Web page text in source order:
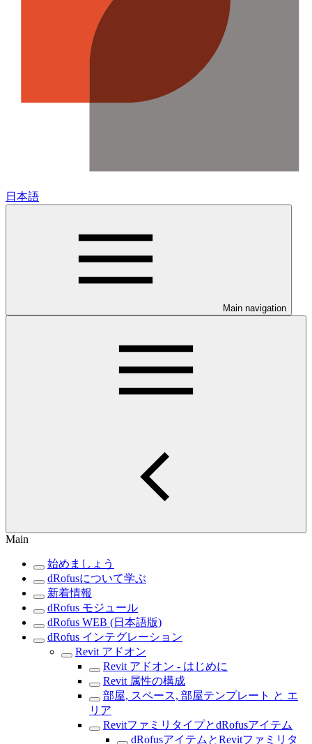
日本語
Main navigation
Main
始めましょう
dRofusについて学ぶ
新着情報
dRofus モジュール
dRofus WEB (日本語版)
dRofus インテグレーション
Revit アドオン
Revit アドオン - はじめに
Revit 属性の構成
部屋, スペース, 部屋テンプレート と エ
リア
RevitファミリタイプとdRofusアイテム
dRofusアイテムとRevitファミリタ